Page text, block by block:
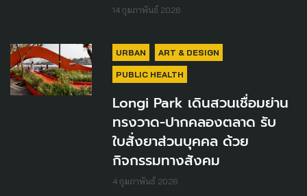
14 กุมภาพันธ์ 2026
URBAN ART & DESIGN
PUBLIC HEALTH
Longi Park เดินสวนเชื่อมย่าน
ทรงวาด-ปากคลองตลาด รับ
ใบสั่งยาส่วนบุคคล ด้วย
กิจกรรมทางสังคม
4 กุมภาพันธ์ 2026